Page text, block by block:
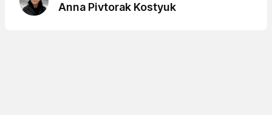
Anna Pivtorak Kostyuk